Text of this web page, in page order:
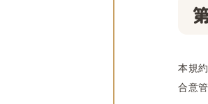
本規
合意